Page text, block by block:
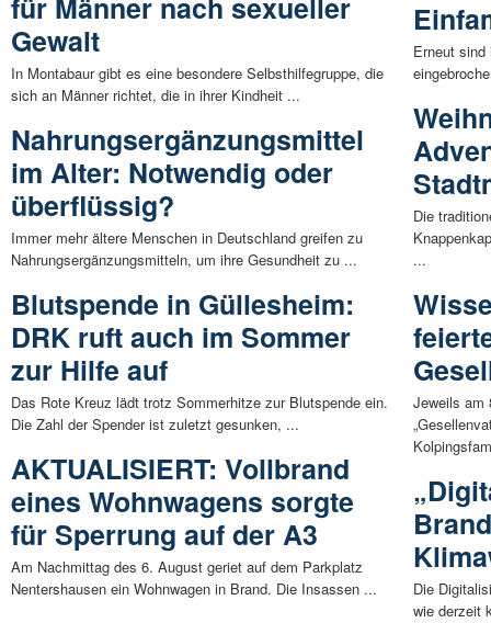
für Männer nach sexueller
Gewalt
In Montabaur gibt es eine besondere Selbsthilfegruppe, die
sich an Männer richtet, die in ihrer Kindheit ...
Nahrungsergänzungsmittel
im Alter: Notwendig oder
überflüssig?
Immer mehr ältere Menschen in Deutschland greifen zu
Nahrungsergänzungsmitteln, um ihre Gesundheit zu ...
Blutspende in Güllesheim:
DRK ruft auch im Sommer
zur Hilfe auf
Das Rote Kreuz lädt trotz Sommerhitze zur Blutspende ein.
Die Zahl der Spender ist zuletzt gesunken, ...
AKTUALISIERT: Vollbrand
eines Wohnwagens sorgte
für Sperrung auf der A3
Am Nachmittag des 6. August geriet auf dem Parkplatz
Nentershausen ein Wohnwagen in Brand. Die Insassen ...
Erneut
Die
...
Jeweils am
Die
wie derzeit